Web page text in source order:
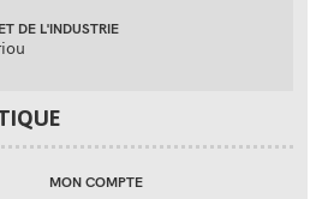
DE L'INDUSTRIE
MON COMPTE